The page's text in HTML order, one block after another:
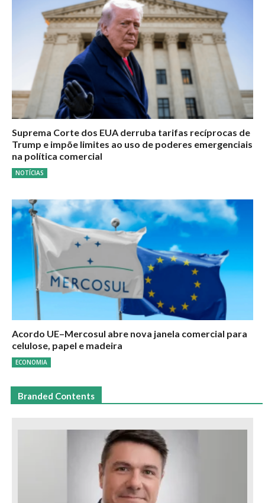
Suprema Corte dos EUA derruba tarifas recíprocas de
Trump e impõe limites ao uso de poderes emergenciais
na política comercial
NOTÍCIAS
Acordo UE–Mercosul abre nova janela comercial para
celulose, papel e madeira
ECONOMIA
Branded Contents